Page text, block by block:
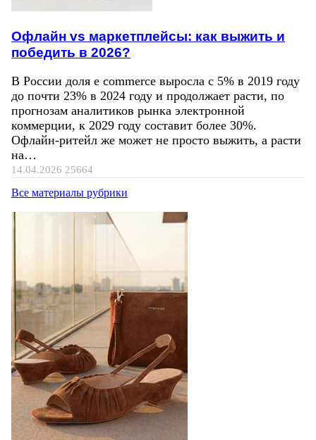
Офлайн vs маркетплейсы: как выжить и
победить в 2026?
В России доля e commerce выросла с 5% в 2019 году
до почти 23% в 2024 году и продолжает расти, по
прогнозам аналитиков рынка электронной
коммерции, к 2029 году составит более 30%.
Офлайн-ритейл же может не просто выжить, а расти
на…
14.04.2026 25664
Все материалы рубрики